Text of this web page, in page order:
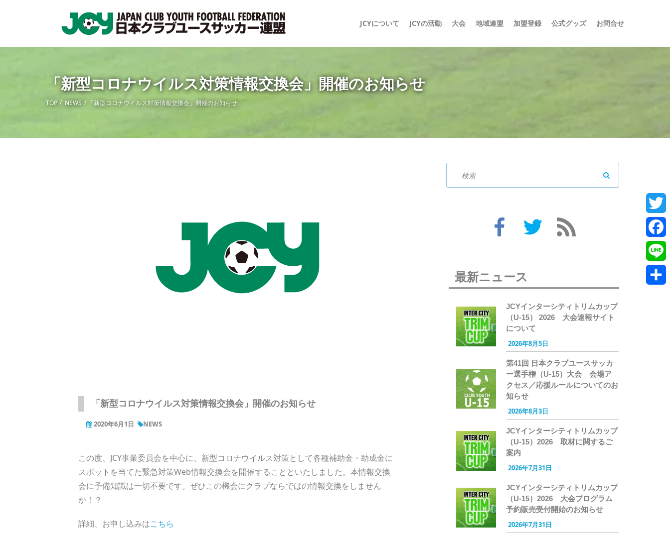
JCYについて JCYの活動 大会 地域連盟 加盟登録 公式グッズ お問合せ
「新型コロナウイルス対策情報交換会」開催のお知らせ
TOP NEWS 「新型コロナウイルス対策情報交換会」開催のお知らせ
「新型コロナウイルス対策情報交換会」開催のお知らせ
2020年6月1日 NEWS
この度、JCY事業委員会を中心に、新型コロナウイルス対策として各種補助金・助成金に
スポットを当てた緊急対策Web情報交換会を開催することといたしました。本情報交換
会に予備知識は一切不要です。ぜひこの機会にクラブならではの情報交換をしません
か！？
詳細、お申し込みはこちら
最新ニュース
JCYインターシティトリムカップ
（U-15） 2026 大会速報サイト
について
2026年8月5日
第41回 日本クラブユースサッカ
ー選手権（U-15）大会 会場ア
クセス／応援ルールについてのお
知らせ
2026年8月3日
JCYインターシティトリムカップ
（U-15）2026 取材に関するご
案内
2026年7月31日
JCYインターシティトリムカップ
（U-15）2026 大会プログラム
予約販売受付開始のお知らせ
2026年7月31日
Line